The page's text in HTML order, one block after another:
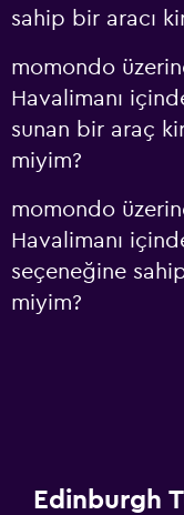
sahip bir aracı
momondo
Havalimanı
sunan bir araç
miyim?
momondo
Havalimanı
seçeneğine
miyim?
Edinburgh